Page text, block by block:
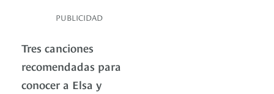
PUBLICIDAD
Tres canciones
recomendadas para
conocer a Elsa y